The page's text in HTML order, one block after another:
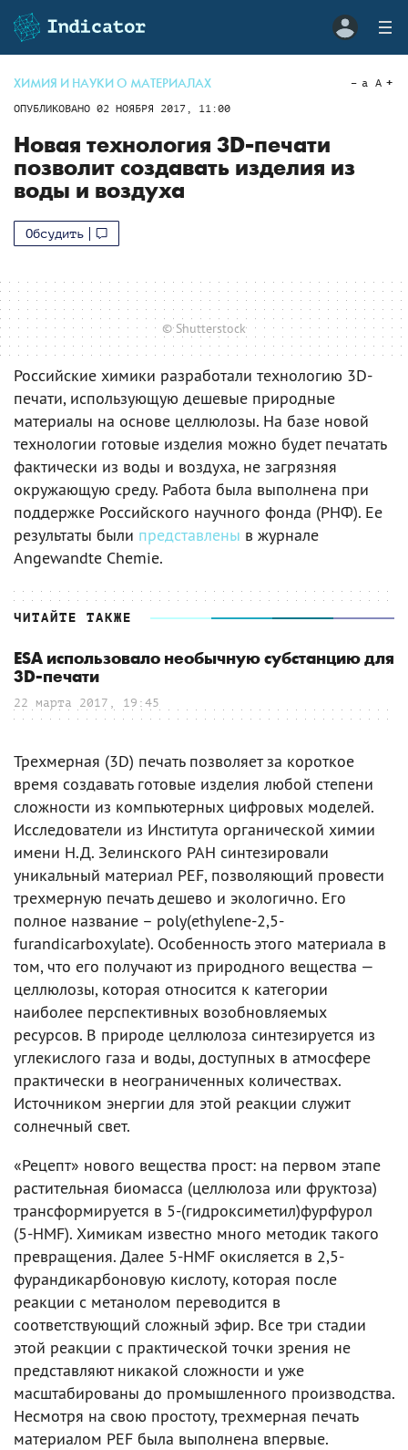
ХИМИЯ И НАУКИ О МАТЕРИАЛАХ
ОПУБЛИКОВАНО 02 НОЯБРЯ 2017, 11:00
a A
Новая технология 3D-печати
позволит создавать изделия из
воды и воздуха
Обсудить
© Shutterstock
Российские химики разработали технологию 3D-
печати, использующую дешевые природные
материалы на основе целлюлозы. На базе новой
технологии готовые изделия можно будет печатать
фактически из воды и воздуха, не загрязняя
окружающую среду. Работа была выполнена при
поддержке Российского научного фонда (РНФ). Ее
результаты были представлены в журнале
Angewandte Chemie.
ЧИТАЙТЕ ТАКЖЕ
ESA использовало необычную субстанцию для
3D-печати
22 марта 2017, 19:45
Трехмерная (3D) печать позволяет за короткое
время создавать готовые изделия любой степени
сложности из компьютерных цифровых моделей.
Исследователи из Института органической химии
имени Н.Д. Зелинского РАН синтезировали
уникальный материал PEF, позволяющий провести
трехмерную печать дешево и экологично. Его
полное название – poly(ethylene-2,5-
furandicarboxylate). Особенность этого материала в
том, что его получают из природного вещества —
целлюлозы, которая относится к категории
наиболее перспективных возобновляемых
ресурсов. В природе целлюлоза синтезируется из
углекислого газа и воды, доступных в атмосфере
практически в неограниченных количествах.
Источником энергии для этой реакции служит
солнечный свет.
«Рецепт» нового вещества прост: на первом этапе
растительная биомасса (целлюлоза или фруктоза)
трансформируется в 5-(гидроксиметил)фурфурол
(5-HMF). Химикам известно много методик такого
превращения. Далее 5-HMF окисляется в 2,5-
фурандикарбоновую кислоту, которая после
реакции с метанолом переводится в
соответствующий сложный эфир. Все три стадии
этой реакции с практической точки зрения не
представляют никакой сложности и уже
масштабированы до промышленного производства.
Несмотря на свою простоту, трехмерная печать
материалом PEF была выполнена впервые.